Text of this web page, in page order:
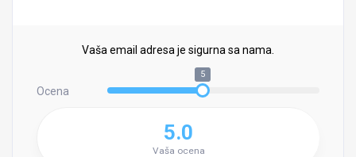
Vaša email adresa je sigurna sa nama.
Ocena
5
5.0
Vaša ocena